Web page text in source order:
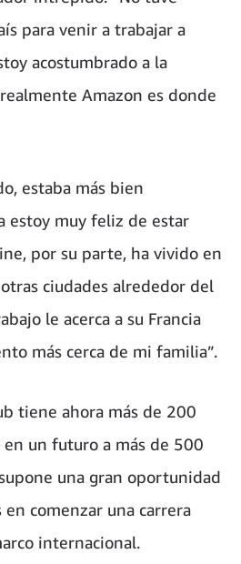
para venir a trabajar a
acostumbrado a la
Amazon es donde
estaba más bien
estoy muy feliz de estar
por su parte, ha vivido en
otras ciudades alrededor del
le acerca a su Francia
más cerca de mi familia”.
tiene ahora más de 200
un futuro a más de 500
una gran oportunidad
comenzar una carrera
internacional.